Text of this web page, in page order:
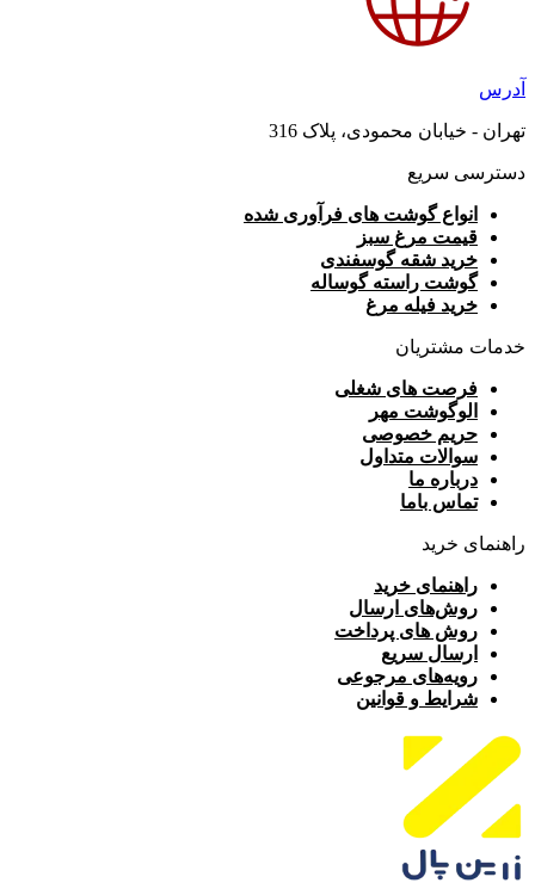
آدرس
تهران - خیابان محمودی، پلاک 316
دسترسی سریع
انواع گوشت های فرآوری شده
قیمت مرغ سبز
خرید شقه گوسفندی
گوشت راسته گوساله
خرید فیله مرغ
خدمات مشتریان
فرصت های شغلی
الوگوشت مهر
حریم خصوصی
سوالات متداول
درباره ما
تماس باما
راهنمای خرید
راهنمای خرید
روش‌های ارسال
روش های پرداخت
ارسال سریع
رویه‌های مرجوعی
شرایط و قوانین